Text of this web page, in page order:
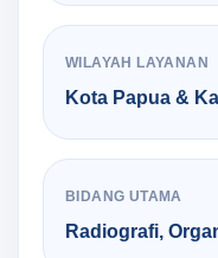
WILAYAH LAYANAN
Kota Papua &
BIDANG UTAMA
Radiografi,